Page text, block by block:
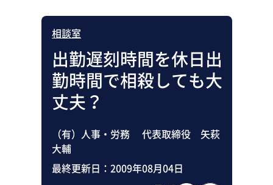
相談室
出勤遅刻時間を休日出
勤時間で相殺しても大
丈夫？
（有）人事・労務 代表取締役 矢萩
大輔
最終更新日： 2009年08月04日